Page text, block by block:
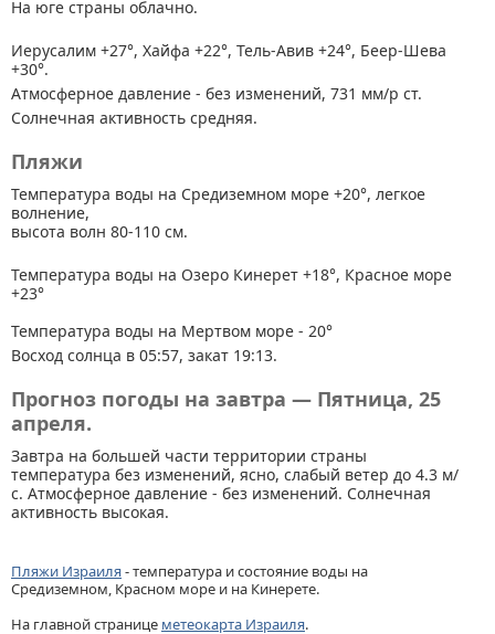
На юге страны облачно.
Иерусалим +27°, Хайфа +22°, Тель-Авив +24°, Беер-Шева
+30°.
Атмосферное давление - без изменений, 731 мм/р ст.
Солнечная активность средняя.
Пляжи
Температура воды на Средиземном море +20°, легкое
волнение,
высота волн 80-110 см.
Температура воды на Озеро Кинерет +18°, Красное море
+23°
Температура воды на Мертвом море - 20°
Восход солнца в 05:57, закат 19:13.
Прогноз погоды на завтра — Пятница, 25
апреля.
Завтра на большей части территории страны
температура без изменений, ясно, слабый ветер до 4.3 м/
с. Атмосферное давление - без изменений. Солнечная
активность высокая.
Пляжи Израиля- температура и состояние воды на
Средиземном, Красном море и на Кинерете.
На главной странице метеокарта Израиля.